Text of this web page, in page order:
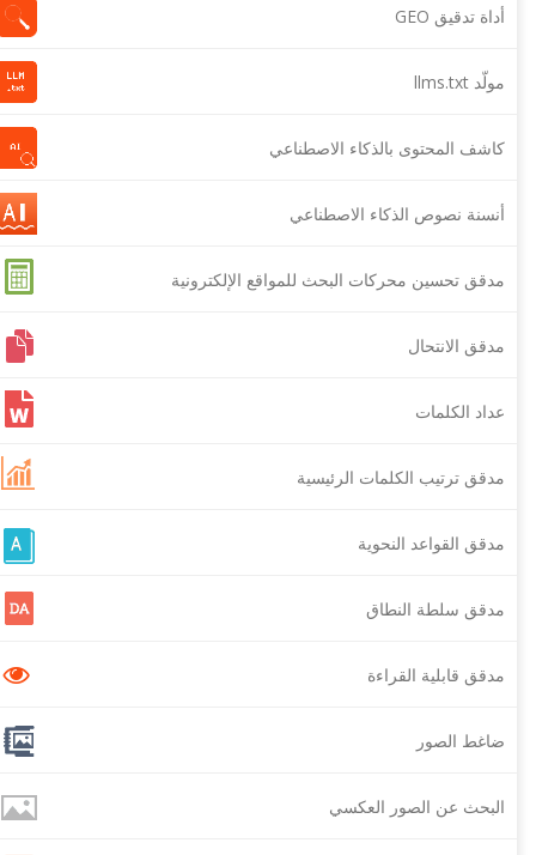
أداة تدقيق GEO
مولّد llms.txt
كاشف المحتوى بالذكاء الاصطناعي
أنسنة نصوص الذكاء الاصطناعي
مدقق تحسين محركات البحث للمواقع الإلكترونية
مدقق الانتحال
عداد الكلمات
مدقق ترتيب الكلمات الرئيسية
مدقق القواعد النحوية
مدقق سلطة النطاق
مدقق قابلية القراءة
ضاغط الصور
البحث عن الصور العكسي